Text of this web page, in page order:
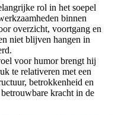
rol in het soepel
binnen
overzicht, voortgang en
niet blijven hangen in
voor humor brengt hij
te relativeren met een
betrokkenheid en
kracht in de